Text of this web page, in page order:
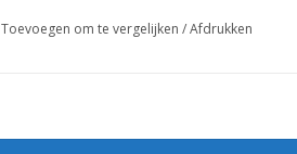
Toevoegen om te vergelijken /Afdrukken